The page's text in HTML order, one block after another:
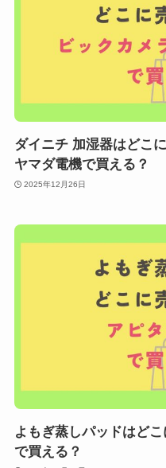
ダイニチ 加湿器はどこ
ヤマダ電機で買える？
2025年12月26日
よもぎ蒸しパッドはど
で買える？